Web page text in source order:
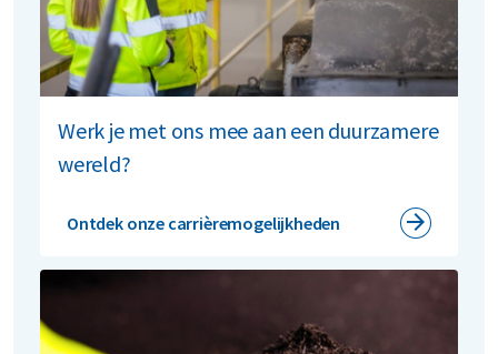
Werk je met ons mee aan een duurzamere
wereld?
Ontdek onze carrièremogelijkheden